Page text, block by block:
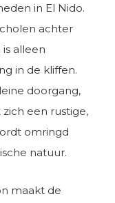
in El Nido.
achter
alleen
in de kliffen.
doorgang,
een rustige,
omringd
natuur.
maakt de